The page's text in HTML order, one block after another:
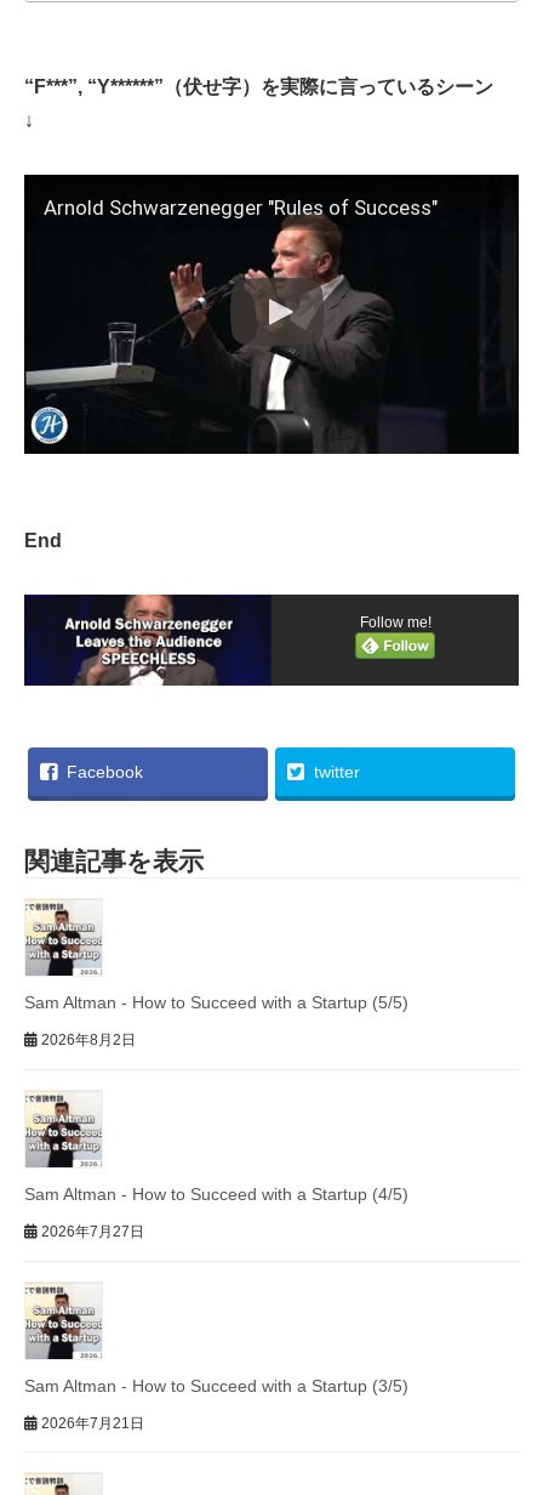
“F***”, “Y******”（伏せ字）を実際に言っているシーン
↓
Arnold Schwarzenegger "Rules of Success"
End
Follow me!
Facebook twitter
関連記事を表示
Sam Altman - How to Succeed with a Startup (5/5)
2026年8月2日
Sam Altman - How to Succeed with a Startup (4/5)
2026年7月27日
Sam Altman - How to Succeed with a Startup (3/5)
2026年7月21日